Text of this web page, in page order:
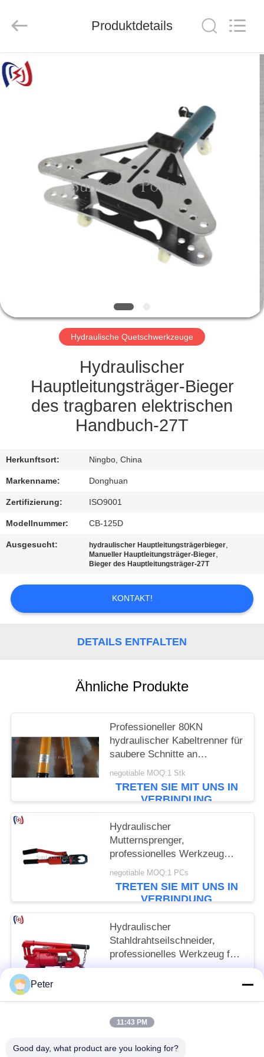
ZU
HAUSE
ÜBER
WERKSBESICHTIGUNG
QUALITÄTSKONTROLLE
BITTE UM
ANGEBOT
SITEMAP
DATENSCHUTZRICHTLINIE
Tools
Co.,Ltd..
Reserved.
Produktdetails
Hydraulische Quetschwerkzeuge
Hydraulischer
Hauptleitungsträger-Bieger
des tragbaren elektrischen
Handbuch-27T
Herkunftsort: Ningbo, China
Markenname: Donghuan
Zertifizierung: ISO9001
Modellnummer: CB-125D
Ausgesucht: hydraulischer Hauptleitungsträgerbieger,
Manueller Hauptleitungsträger-Bieger,
Bieger des Hauptleitungsträger-27T
KONTAKT!
DETAILS ENTFALTEN
Ähnliche Produkte
Professioneller 80KN
hydraulischer Kabeltrenner für
saubere Schnitte an
Hochspannungs- und
Kupferkabeln
negotiable MOQ:1 Stk
TRETEN SIE MIT UNS IN
VERBINDUNG
Hydraulischer
Mutternsprenger,
professionelles Werkzeug
zum Entfernen hartnäckiger
Muttern
negotiable MOQ:1 PCs
TRETEN SIE MIT UNS IN
VERBINDUNG
Hydraulischer
Stahldrahtseilschneider,
professionelles Werkzeug für
Hochleistungskabelschnitt
VERBINDUNG
Peter
11:43 PM
Good day, what product are you looking for?